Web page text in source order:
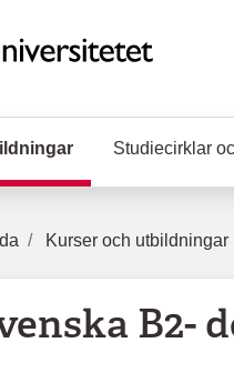
(Aktuell sida)
Studiecirklar
Kurser och utbildningar
B2-